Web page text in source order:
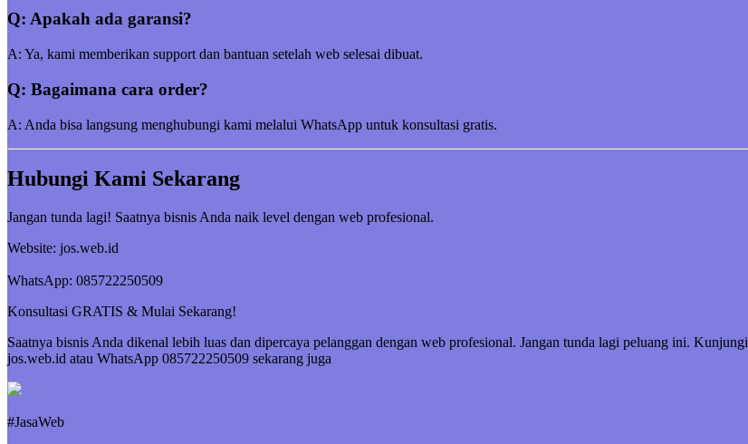
Q: Apakah ada garansi?
A: Ya, kami memberikan support dan bantuan setelah web selesai dibuat.
Q: Bagaimana cara order?
A: Anda bisa langsung menghubungi kami melalui WhatsApp untuk konsultasi gratis.
Hubungi Kami Sekarang
Jangan tunda lagi! Saatnya bisnis Anda naik level dengan web profesional.
Website: jos.web.id
WhatsApp: 085722250509
Konsultasi GRATIS & Mulai Sekarang!
Saatnya bisnis Anda dikenal lebih luas dan dipercaya pelanggan dengan web profesional. Jangan tunda lagi peluang ini. Kunjungi
jos.web.id atau WhatsApp 085722250509 sekarang juga
#JasaWeb